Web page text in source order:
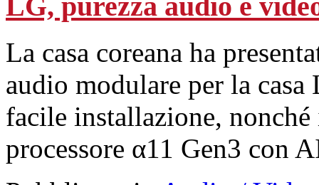
La casa coreana ha
audio modulare per la
facile installazione,
processore α11 Gen3 con